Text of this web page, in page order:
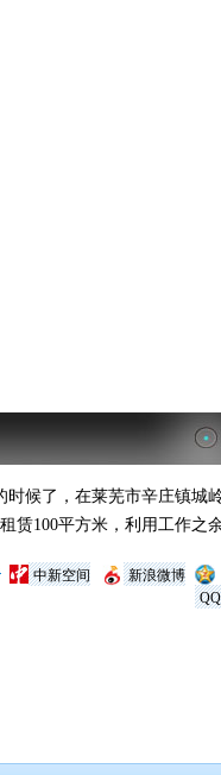
了，在莱芜市辛庄镇城
赁100平方米，利用工作之
新浪微博
中新空间